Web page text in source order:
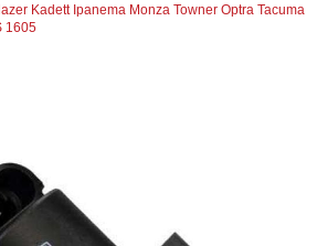
Kadett Ipanema Monza Towner Optra Tacuma
1605